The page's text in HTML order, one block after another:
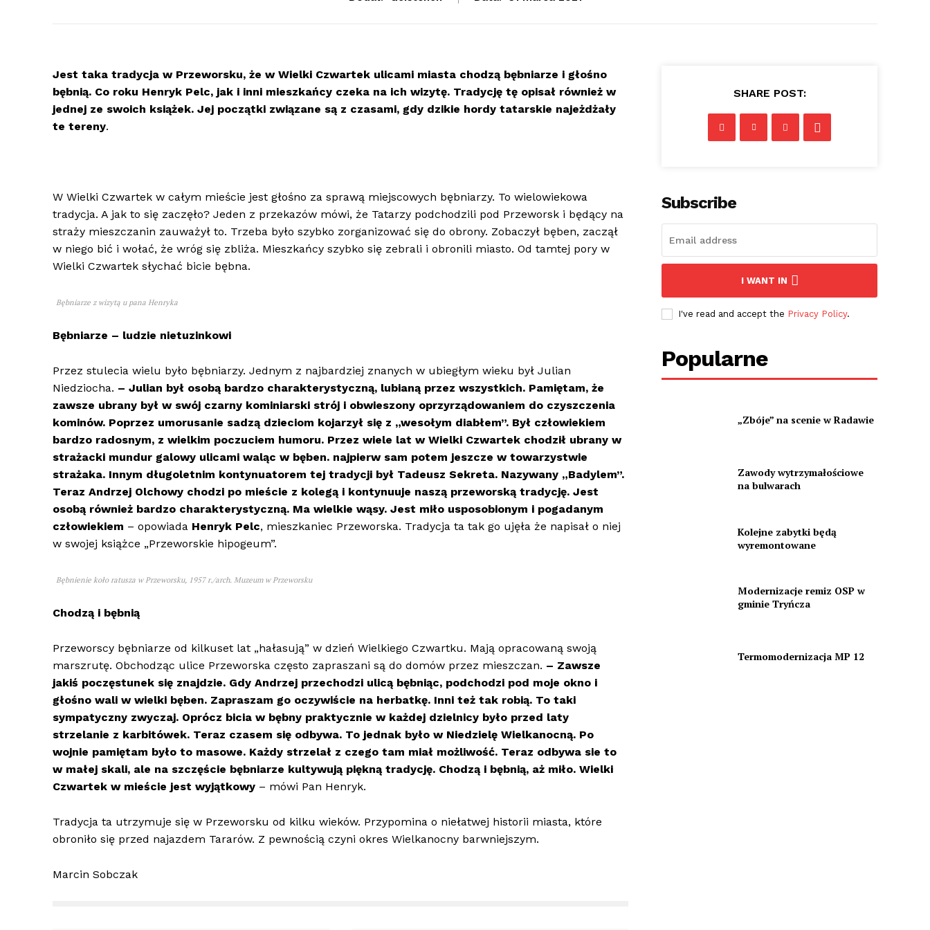
Jest taka tradycja w Przeworsku, że w Wielki Czwartek ulicami miasta chodzą bębniarze i głośno
bębnią. Co roku Henryk Pelc, jak i inni mieszkańcy czeka na ich wizytę. Tradycję tę opisał również w
jednej ze swoich książek. Jej początki związane są z czasami, gdy dzikie hordy tatarskie najeżdżały
te tereny.
W Wielki Czwartek w całym mieście jest głośno za sprawą miejscowych bębniarzy. To wielowiekowa
tradycja. A jak to się zaczęło? Jeden z przekazów mówi, że Tatarzy podchodzili pod Przeworsk i będący na
straży mieszczanin zauważył to. Trzeba było szybko zorganizować się do obrony. Zobaczył bęben, zaczął
w niego bić i wołać, że wróg się zbliża. Mieszkańcy szybko się zebrali i obronili miasto. Od tamtej pory w
Wielki Czwartek słychać bicie bębna.
Bębniarze z wizytą u pana Henryka
Bębniarze – ludzie nietuzinkowi
Przez stulecia wielu było bębniarzy. Jednym z najbardziej znanych w ubiegłym wieku był Julian
Niedziocha. – Julian był osobą bardzo charakterystyczną, lubianą przez wszystkich. Pamiętam, że
zawsze ubrany był w swój czarny kominiarski strój i obwieszony oprzyrządowaniem do czyszczenia
kominów. Poprzez umorusanie sadzą dzieciom kojarzył się z „wesołym diabłem”. Był człowiekiem
bardzo radosnym, z wielkim poczuciem humoru. Przez wiele lat w Wielki Czwartek chodził ubrany w
strażacki mundur galowy ulicami waląc w bęben. najpierw sam potem jeszcze w towarzystwie
strażaka. Innym długoletnim kontynuatorem tej tradycji był Tadeusz Sekreta. Nazywany „Badylem”.
Teraz Andrzej Olchowy chodzi po mieście z kolegą i kontynuuje naszą przeworską tradycję. Jest
osobą również bardzo charakterystyczną. Ma wielkie wąsy. Jest miło usposobionym i pogadanym
człowiekiem – opowiada Henryk Pelc, mieszkaniec Przeworska. Tradycja ta tak go ujęła że napisał o niej
w swojej książce „Przeworskie hipogeum”.
Bębnienie koło ratusza w Przeworsku, 1957 r./arch. Muzeum w Przeworsku
Chodzą i bębnią
Przeworscy bębniarze od kilkuset lat „hałasują” w dzień Wielkiego Czwartku. Mają opracowaną swoją
marszrutę. Obchodząc ulice Przeworska często zapraszani są do domów przez mieszczan. – Zawsze
jakiś poczęstunek się znajdzie. Gdy Andrzej przechodzi ulicą bębniąc, podchodzi pod moje okno i
głośno wali w wielki bęben. Zapraszam go oczywiście na herbatkę. Inni też tak robią. To taki
sympatyczny zwyczaj. Oprócz bicia w bębny praktycznie w każdej dzielnicy było przed laty
strzelanie z karbitówek. Teraz czasem się odbywa. To jednak było w Niedzielę Wielkanocną. Po
wojnie pamiętam było to masowe. Każdy strzelał z czego tam miał możliwość. Teraz odbywa sie to
w małej skali, ale na szczęście bębniarze kultywują piękną tradycję. Chodzą i bębnią, aż miło. Wielki
Czwartek w mieście jest wyjątkowy – mówi Pan Henryk.
Tradycja ta utrzymuje się w Przeworsku od kilku wieków. Przypomina o niełatwej historii miasta, które
obroniło się przed najazdem Tararów. Z pewnością czyni okres Wielkanocny barwniejszym.
Marcin Sobczak
SHARE POST:
Subscribe
I WANT IN
I've read and accept the Privacy Policy.
Popularne
„Zbóje” na scenie w Radawie
Zawody wytrzymałościowe
na bulwarach
Kolejne zabytki będą
wyremontowane
Modernizacje remiz OSP w
gminie Tryńcza
Termomodernizacja MP 12